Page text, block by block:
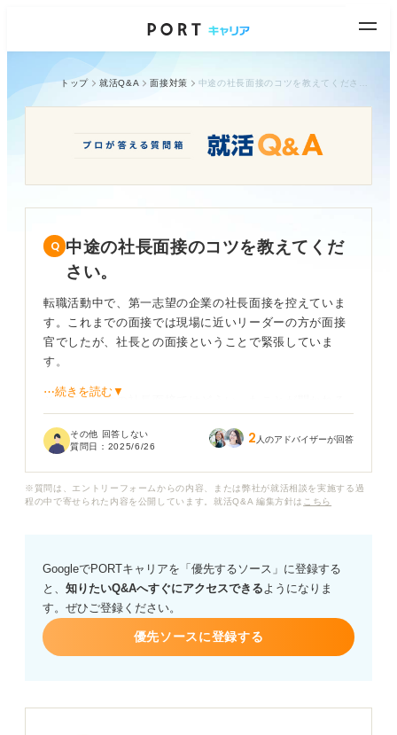
トップ 就活Q&A 面接対策
中途の社長面接のコツを教えてくだ
さい。
転職活動中で、第一志望の企業の社長面接を控えていま
す。これまでの面接では現場に近いリーダーの方が面接
官でしたが、社長との面接ということで緊張していま
す。
そこで、中途の社長面接ではどういったことが聞かれる
いたいです。
ビジョンや経営理念への共感などが聞かれるとありまし
社長面接を成功させるための心構えや、これまでの面接
との違いを踏まえた具体的な対策について、アドバイス
をいただきたいです。
⋯続きを読む▼
その他 回答しない
質問日： 2025/6/26 2 人のアドバイザーが回答
※質問は、エントリーフォームからの内容、または弊社が就活相談を実施する過
程の中で寄せられた内容を公開しています。就活Q&A 編集方針は こちら
GoogleでPORTキャリアを「優先するソース」に登録する
と、 知りたいQ&Aへすぐにアクセスできるようになりま
す。ぜひご登録ください。
優先ソースに登録する